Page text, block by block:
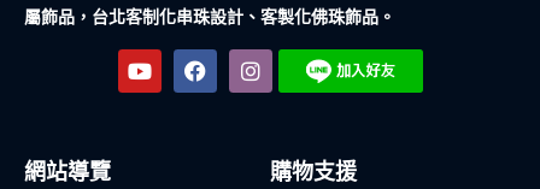
屬飾品，台北客制化串珠設計、客製化佛珠飾品。
網站導覽 購物支援